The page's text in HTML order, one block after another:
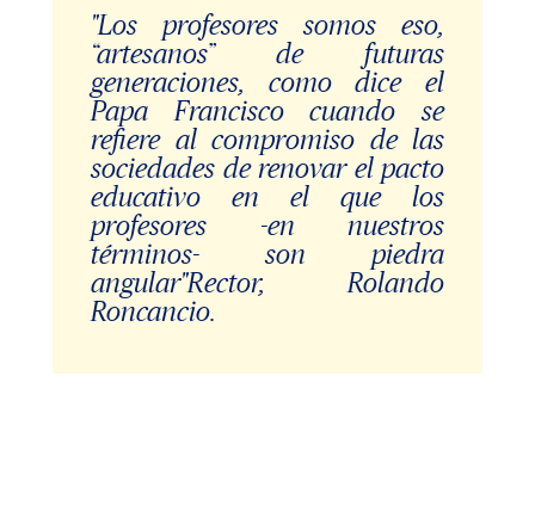
"Los profesores somos eso,
“artesanos” de futuras
generaciones, como dice el
Papa Francisco cuando se
refiere al compromiso de las
sociedades de renovar el pacto
educativo en el que los
profesores -en nuestros
términos- son piedra
angular"Rector, Rolando
Roncancio.